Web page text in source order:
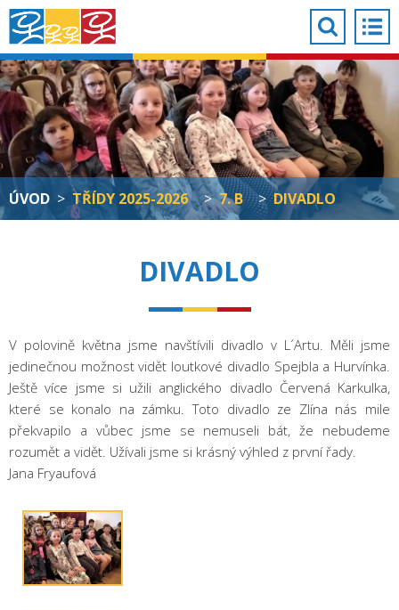
ÚVOD > TŘÍDY 2025-2026 > 7. B > DIVADLO
DIVADLO
V polovině května jsme navštívili divadlo v L´Artu. Měli jsme
jedinečnou možnost vidět loutkové divadlo Spejbla a Hurvínka.
Ještě více jsme si užili anglického divadlo Červená Karkulka,
které se konalo na zámku. Toto divadlo ze Zlína nás mile
překvapilo a vůbec jsme se nemuseli bát, že nebudeme
rozumět a vidět. Užívali jsme si krásný výhled z první řady.
Jana Fryaufová